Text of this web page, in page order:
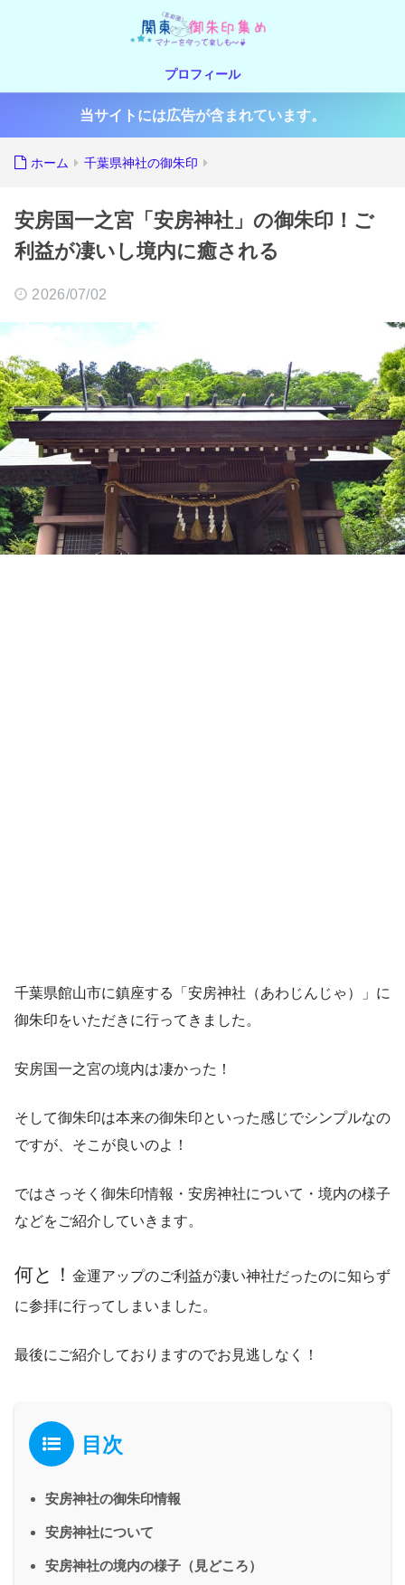
プロフィール
当サイトには広告が含まれています。
ホーム 千葉県神社の御朱印
安房国一之宮「安房神社」の御朱印！ご
利益が凄いし境内に癒される
2026/07/02
千葉県館山市に鎮座する「安房神社（あわじんじゃ）」に
御朱印をいただきに行ってきました。
安房国一之宮の境内は凄かった！
そして御朱印は本来の御朱印といった感じでシンプルなの
ですが、そこが良いのよ！
ではさっそく御朱印情報・安房神社について・境内の様子
などをご紹介していきます。
何と！ 金運アップのご利益が凄い神社だったのに知らず
に参拝に行ってしまいました。
最後にご紹介しておりますのでお見逃しなく！
目次
安房神社の御朱印情報
安房神社について
安房神社の境内の様子（見どころ）